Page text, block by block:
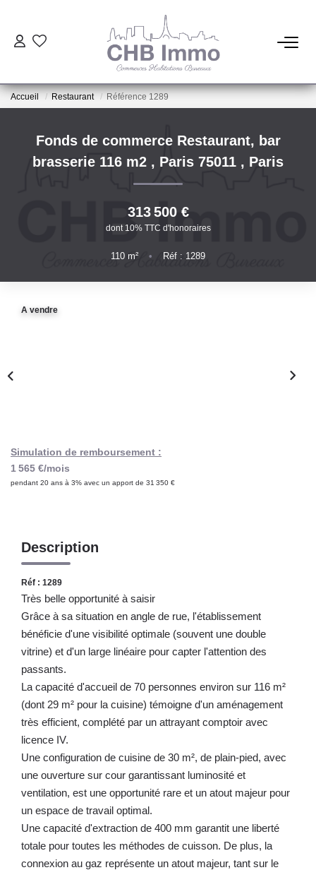
ESTIMATION
CESSIONS DE FONDS
NOTRE AGENCE
Accueil Restaurant Référence 1289
Fonds de commerce Restaurant, bar
brasserie 116 m2 , Paris 75011 , Paris
313 500 €
dont 10% TTC d'honoraires
110 m² • Réf : 1289
A vendre
Simulation de remboursement :
1 565 €/mois
pendant 20 ans à 3% avec un apport de 31 350 €
Description
Réf : 1289
Très belle opportunité à saisir
Grâce à sa situation en angle de rue, l'établissement
bénéficie d'une visibilité optimale (souvent une double
vitrine) et d'un large linéaire pour capter l'attention des
passants.
La capacité d'accueil de 70 personnes environ sur 116 m²
(dont 29 m² pour la cuisine) témoigne d'un aménagement
très efficient, complété par un attrayant comptoir avec
licence IV.
Une configuration de cuisine de 30 m², de plain-pied, avec
une ouverture sur cour garantissant luminosité et
ventilation, est une opportunité rare et un atout majeur pour
un espace de travail optimal.
Une capacité d'extraction de 400 mm garantit une liberté
totale pour toutes les méthodes de cuisson. De plus, la
connexion au gaz représente un atout majeur, tant sur le